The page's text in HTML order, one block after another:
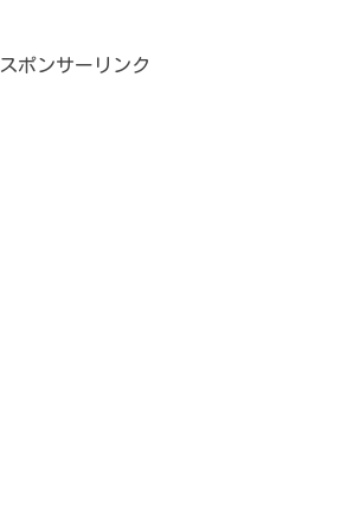
スポンサーリンク